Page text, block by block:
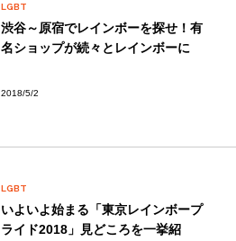
LGBT
渋谷～原宿でレインボーを探せ！有
名ショップが続々とレインボーに
2018/5/2
LGBT
いよいよ始まる「東京レインボープ
ライド2018」見どころを一挙紹